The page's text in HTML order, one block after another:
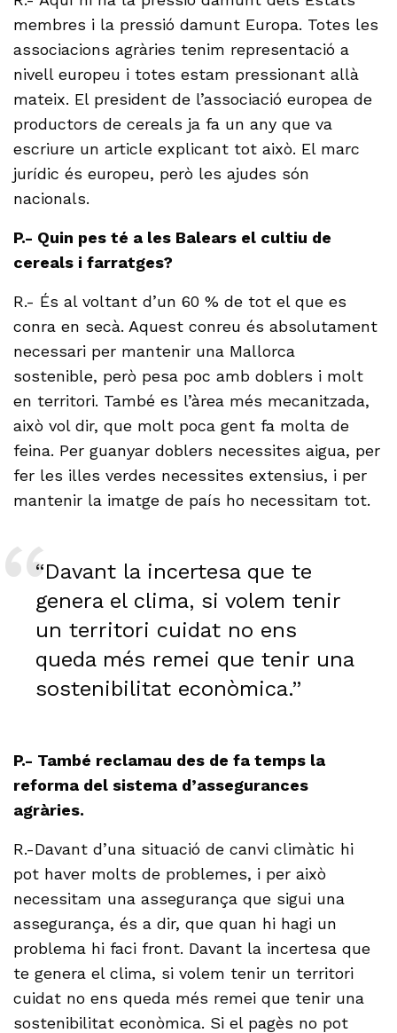
membres i la pressió damunt Europa. Totes les
associacions agràries tenim representació a
nivell europeu i totes estam pressionant allà
mateix. El president de l’associació europea de
productors de cereals ja fa un any que va
escriure un article explicant tot això. El marc
jurídic és europeu, però les ajudes són
nacionals.
P.- Quin pes té a les Balears el cultiu de
cereals i farratges?
R.- És al voltant d’un 60 % de tot el que es
conra en secà. Aquest conreu és absolutament
necessari per mantenir una Mallorca
sostenible, però pesa poc amb doblers i molt
en territori. També es l’àrea més mecanitzada,
això vol dir, que molt poca gent fa molta de
feina. Per guanyar doblers necessites aigua, per
fer les illes verdes necessites extensius, i per
mantenir la imatge de país ho necessitam tot.
“Davant la incertesa que te
genera el clima, si volem tenir
un territori cuidat no ens
queda més remei que tenir una
sostenibilitat econòmica.”
P.- També reclamau des de fa temps la
reforma del sistema d’assegurances
agràries.
R.-Davant d’una situació de canvi climàtic hi
pot haver molts de problemes, i per això
necessitam una assegurança que sigui una
assegurança, és a dir, que quan hi hagi un
problema hi faci front. Davant la incertesa que
te genera el clima, si volem tenir un territori
cuidat no ens queda més remei que tenir una
sostenibilitat econòmica. Si el pagès no pot